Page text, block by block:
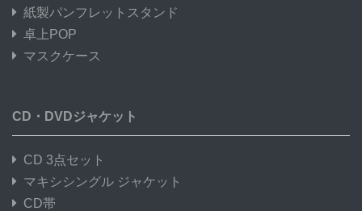
紙製パンフレットスタンド
卓上POP
マスクケース
CD・DVDジャケット
CD 3点セット
マキシシングル ジャケット
CD帯